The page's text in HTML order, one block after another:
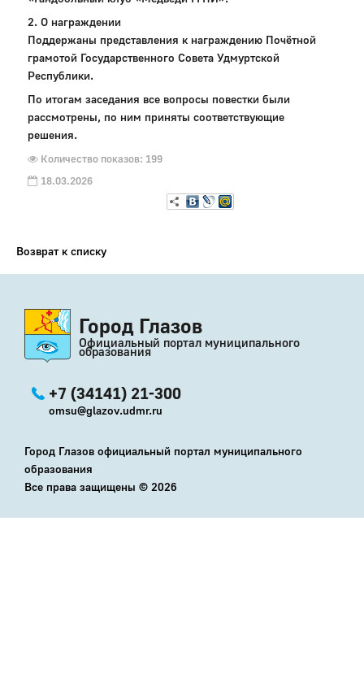
2. О награждении
Поддержаны представления к награждению Почётной
грамотой Государственного Совета Удмуртской
Республики.
По итогам заседания все вопросы повестки были
рассмотрены, по ним приняты соответствующие
решения.
Количество показов: 199
18.03.2026
Возврат к списку
Город Глазов
Официальный портал муниципального
образования
+7 (34141) 21-300
omsu@glazov.udmr.ru
Город Глазов официальный портал муниципального
образования
Все права защищены © 2026